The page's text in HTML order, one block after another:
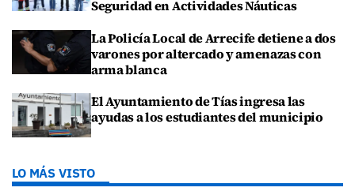
Seguridad en Actividades Náuticas
La Policía Local de Arrecife detiene a dos
varones por altercado y amenazas con
arma blanca
El Ayuntamiento de Tías ingresa las
ayudas a los estudiantes del municipio
LO MÁS VISTO